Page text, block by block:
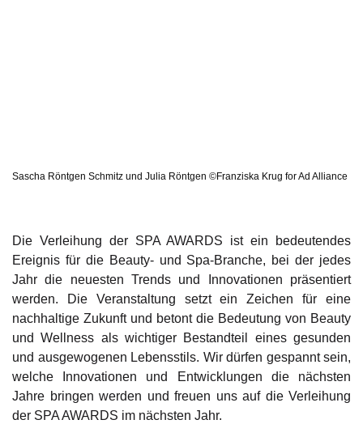
Sascha Röntgen Schmitz und Julia Röntgen ©Franziska Krug for Ad Alliance
Die Verleihung der SPA AWARDS ist ein bedeutendes
Ereignis für die Beauty- und Spa-Branche, bei der jedes
Jahr die neuesten Trends und Innovationen präsentiert
werden. Die Veranstaltung setzt ein Zeichen für eine
nachhaltige Zukunft und betont die Bedeutung von Beauty
und Wellness als wichtiger Bestandteil eines gesunden
und ausgewogenen Lebensstils. Wir dürfen gespannt sein,
welche Innovationen und Entwicklungen die nächsten
Jahre bringen werden und freuen uns auf die Verleihung
der SPA AWARDS im nächsten Jahr.